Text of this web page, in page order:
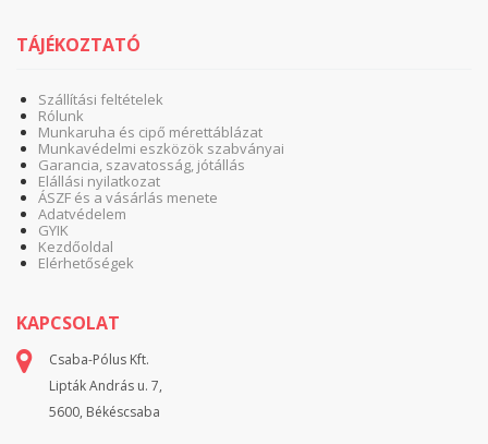
TÁJÉKOZTATÓ
Szállítási feltételek
Rólunk
Munkaruha és cipő mérettáblázat
Munkavédelmi eszközök szabványai
Garancia, szavatosság, jótállás
Elállási nyilatkozat
ÁSZF és a vásárlás menete
Adatvédelem
GYIK
Kezdőoldal
Elérhetőségek
KAPCSOLAT
Csaba-Pólus Kft.
Lipták András u. 7,
5600, Békéscsaba